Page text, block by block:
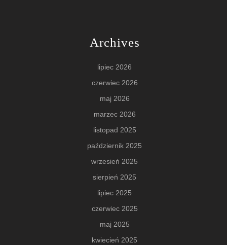
Archives
lipiec 2026
czerwiec 2026
maj 2026
marzec 2026
listopad 2025
październik 2025
wrzesień 2025
sierpień 2025
lipiec 2025
czerwiec 2025
maj 2025
kwiecień 2025